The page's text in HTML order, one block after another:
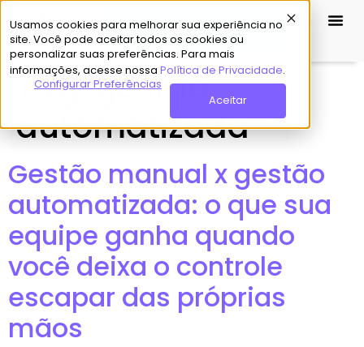
Usamos cookies para melhorar sua experiência no
site. Você pode aceitar todos os cookies ou
personalizar suas preferências. Para mais
informações, acesse nossa Política de Privacidade.
Configurar Preferências
Aceitar
Demo Grátis
Tag:gestão
automatizada
Gestão manual x gestão
automatizada: o que sua
equipe ganha quando
você deixa o controle
escapar das próprias
mãos